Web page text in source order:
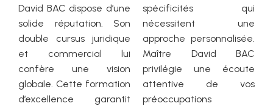
David BAC dispose d’une
solide réputation. Son
double cursus juridique
et commercial lui
confère une vision
globale. Cette formation
d’excellence garantit
spécificités qui
nécessitent une
approche personnalisée.
Maître David BAC
privilégie une écoute
attentive de vos
préoccupations